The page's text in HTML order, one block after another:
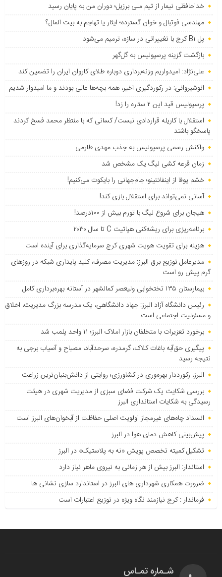
خداحافظی نیمار از تیم ملی برزیل؛ دوران من به پایان رسید
مهندسی فوتبال و خوان گسترده؛ ایثار یا تهاجم به بیت المال؟
پل B۱ کرج با تغییراتی در سازه، ترمیم می‌شود
بازگشت گزینه پرسپولیس به ‌گل‌گهر
علی‌نژاد: امیدواریم وزنه‌برداری دوباره طلای کاروان ایران را تضمین کند
انوشیروانی: در رکوردگیری اخیر، همه بچه‌ها عالی بودند و ما امیدوار شدیم
پرسپولیس قید این ۲ ستاره را زد!
استقلال با کاریله قراردادی نبست/ کسانی که با منتظر محمد فسخ کردند
پاسخگو باشند
واکنش رسمی پرسپولیس به جذب مهدی طارمی
زمان قرعه کشی لیگ یک مشخص شد
خشم یوفا از اینفانتینو؛ جام‌جهانی را بایکوت می‌کنیم!
آسانی نمی‌تواند برای استقلال بازی کند!
هیجان برای شروع لیگ با تورم بیش از ۱۰۰درصد!
برنامه‌ریزی برای ریشه‌کنی هپاتیت C تا سال ۲۰۳۰
هزینه برای تقویت هویت شهری کرج سرمایه‌گذاری برای آینده است
مدیرعامل توزیع برق البرز: مدیریت مصرف، کلید پایداری شبکه در روزهای
گرم پیش رو است
بیمارستان ۱۳۵ تختخوابی ولیعصر کمالشهر در آستانه بهره‌برداری کامل
رئیس دانشگاه آزاد البرز: جهاد دانشگاهی، یک مدرسه بزرگ مدیریت، اخلاق
و مسئولیت اجتماعی است
برخورد تعزیرات با متخلفان بازار املاک البرز؛ ۱۱ واحد پلمب شد
پیگیری حق‌آبه باغات کلاک، گرمدره، سرحدآباد، مصباح و آسیاب برجی به
نتیجه رسید
البرز، رکورددار بهره‌وری در کشاورزی؛ روایتی از دانش‌بنیان‌ترین زراعت
بررسی شکایت یک شرکت فضای سبزی از مدیریت شهری در هیئت
رسیدگی به شکایات استانداری البرز
انسداد چاه‌های غیرمجاز اولویت اصلی حفاظت از آبخوان‌های البرز است
پیش‌بینی کاهش دمای هوا در البرز
تشکیل کمیته تخصص پویش «نه به پلاستیک» در البرز
استاندار: البرز بیش از هر زمانی به نیروی ماهر نیاز دارد
ضرورت همکاری شهرداری های البرز در استاندارد سازی نشانی ها
فرماندار : کرج نیازمند نگاه ویژه در توزیع اعتبارات است
شـماره تمـاس